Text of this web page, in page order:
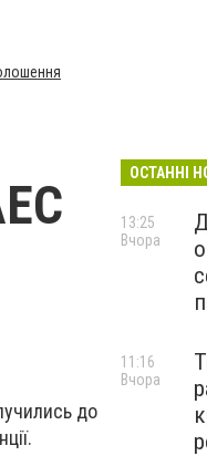
до
ОСТАННІ
13:25
Вчора
11:16
Вчора